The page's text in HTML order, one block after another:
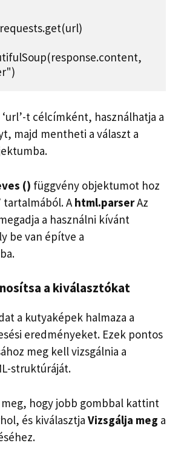
t célcímként, használhatja a
majd mentheti a választ a
() függvény objektumot hoz
tartalmából. A html.parserAz
a használni kívánt
be van építve a
a kiválasztókat
a kutyaképek halmaza a
eredményeket. Ezek pontos
meg kell vizsgálnia a
struktúráját.
hogy jobb gombbal kattint
és kiválasztja Vizsgálja meg a